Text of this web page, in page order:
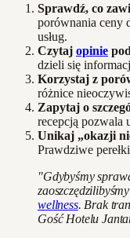
Sprawdź, co
porównania ceny
usług.
Czytaj opinie
dzieli się
Korzystaj z
różnice
Zapytaj o
recepcją pozwala
Unikaj „okazji
Prawdziwe
"Gdybyśmy
wellness. Brak
Gość Hotelu